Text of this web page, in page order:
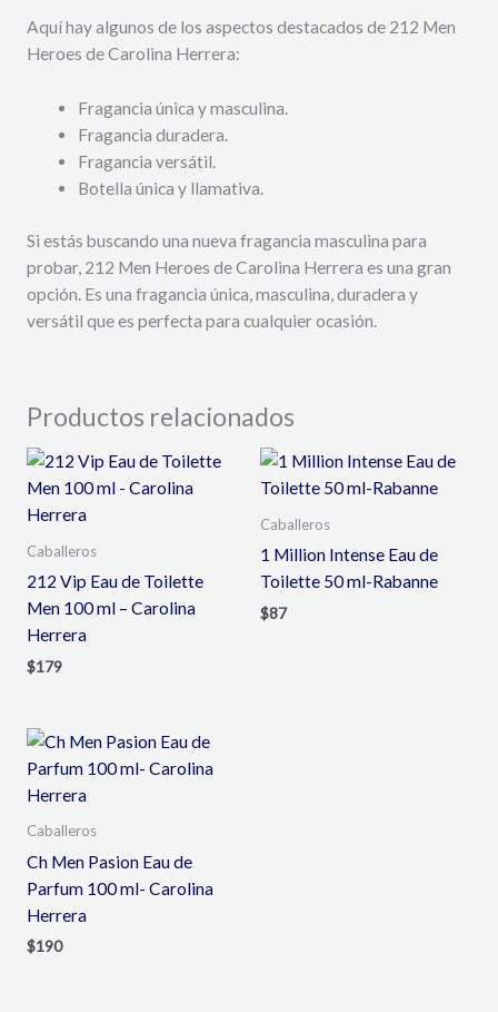
Aquí hay algunos de los aspectos destacados de 212 Men
Heroes de Carolina Herrera:
Fragancia única y masculina.
Fragancia duradera.
Fragancia versátil.
Botella única y llamativa.
Si estás buscando una nueva fragancia masculina para
probar,212 Men Heroes de Carolina Herrera es una gran
opción.Es una fragancia única,masculina,duradera y
versátil que es perfecta para cualquier ocasión.
Productos relacionados
Caballeros
212 Vip Eau de Toilette
Men 100 ml – Carolina
Herrera
$179
Caballeros
1 Million Intense Eau de
Toilette 50 ml-Rabanne
$87
Caballeros
Ch Men Pasion Eau de
Parfum 100 ml- Carolina
Herrera
$190